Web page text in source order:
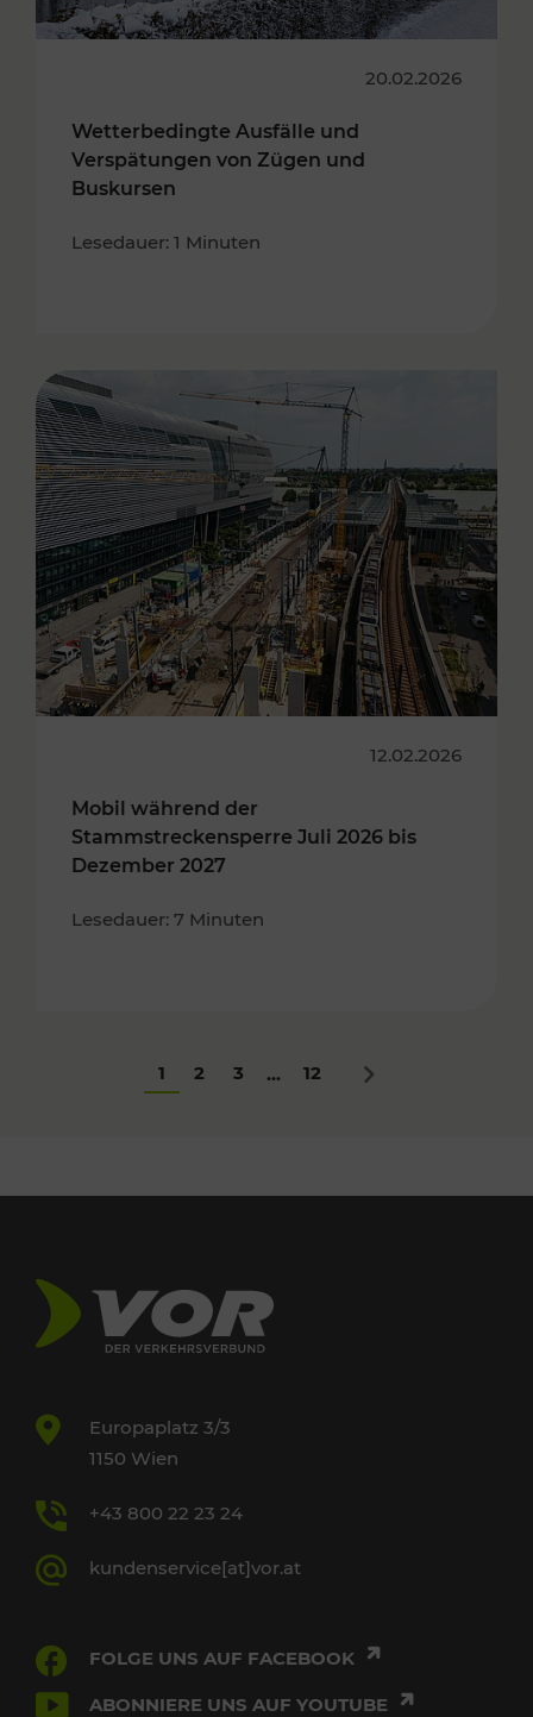
20.02.2026
Wetterbedingte Ausfälle und
Verspätungen von Zügen und
Buskursen
Lesedauer: 1 Minuten
12.02.2026
Mobil während der
Stammstreckensperre Juli 2026 bis
Dezember 2027
Lesedauer: 7 Minuten
1 2 3 ... 12 Nächstes
Europaplatz 3/3
1150 Wien
+43 800 22 23 24
kundenservice[at]vor.at
FOLGE UNS AUF FACEBOOK
ABONNIERE UNS AUF YOUTUBE